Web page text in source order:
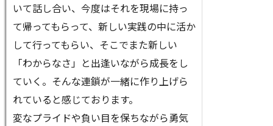
いて話し合い、今度はそれを現場に持っ
て帰ってもらって、新しい実践の中に活か
して行ってもらい、そこでまた新しい
「わからなさ」と出逢いながら成長をし
ていく。そんな連鎖が一緒に作り上げら
れていると感じております。
変なプライドや負い目を保ちながら勇気